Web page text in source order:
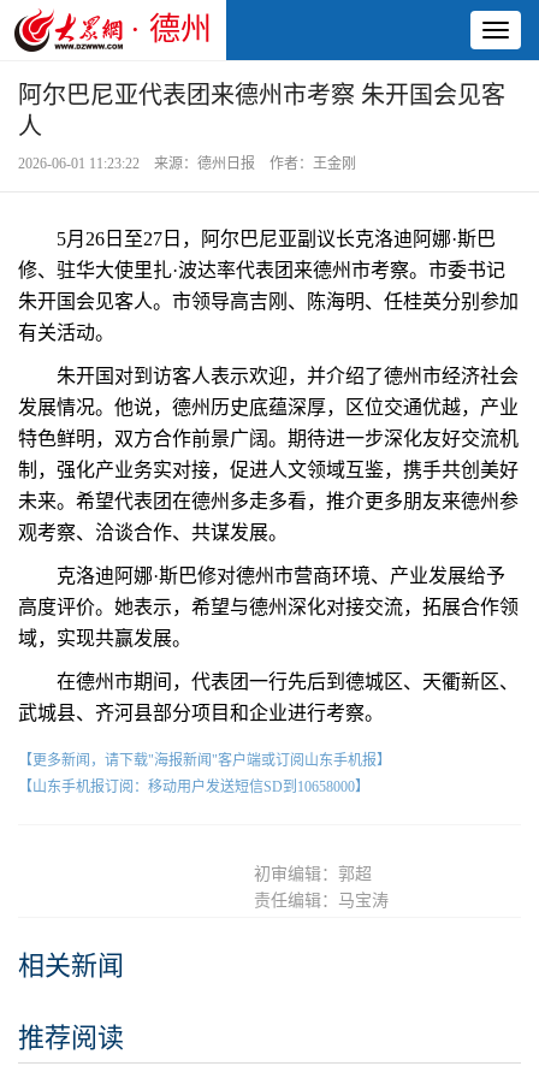
· 德州
阿尔巴尼亚代表团来德州市考察 朱开国会见客
人
2026-06-01 11:23:22 来源：德州日报 作者：王金刚
5月26日至27日，阿尔巴尼亚副议长克洛迪阿娜·斯巴
修、驻华大使里扎·波达率代表团来德州市考察。市委书记
朱开国会见客人。市领导高吉刚、陈海明、任桂英分别参加
有关活动。
朱开国对到访客人表示欢迎，并介绍了德州市经济社会
发展情况。他说，德州历史底蕴深厚，区位交通优越，产业
特色鲜明，双方合作前景广阔。期待进一步深化友好交流机
制，强化产业务实对接，促进人文领域互鉴，携手共创美好
未来。希望代表团在德州多走多看，推介更多朋友来德州参
观考察、洽谈合作、共谋发展。
克洛迪阿娜·斯巴修对德州市营商环境、产业发展给予
高度评价。她表示，希望与德州深化对接交流，拓展合作领
域，实现共赢发展。
在德州市期间，代表团一行先后到德城区、天衢新区、
武城县、齐河县部分项目和企业进行考察。
【更多新闻，请下载"海报新闻"客户端或订阅山东手机报】
【山东手机报订阅：移动用户发送短信SD到10658000】
初审编辑：郭超
责任编辑：马宝涛
相关新闻
推荐阅读